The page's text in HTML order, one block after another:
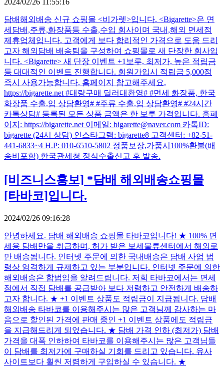
담배해외배송 신규 쇼핑몰 <비가렛>입니다. <Bigarette>은 면
세담배,주류,화장품등 수출,수입 회사이며 국내,해외 면세점
제휴업체입니다. 고객에게 보다 합리적인 가격으로 도움 드리
고자 해외담배 배송팀을 구성하여 쇼핑몰로 새 단장한 회사입
니다. <Bigarette> 새 단장 이벤트 +1보루, 최저가, 높은 적립금
등 대대적인 이벤트 진행합니다. 회원가입시 적립금 5,000점
즉시 사용가능합니다. 홈페이지 참고해주세요.
https://bigarette.net #대량구매 딜러대환영# #면세 화장품, 한국
화장품 수출.입 상담환영# #주류 수출.입 상담환영# #24시간
카톡상담# 등록된 모든 상품 금액은 한 보루 가격입니다. 홈페
이지: https://bigarette.net 이메일: bigarette@naver.com 카톡ID:
bigarette (24시 상담) 인스타그램: bigarette8 고객센터: +82-51-
441-6833~4 H.P: 010-6510-5802 정품보장,가품시100%환불(배
송비포함) 한국관세청 정식수출신고 후 발송.
[비즈니스홍보] *담배 해외배송쇼핑몰
[타바코]입니다.
2024/02/26 09:16:28
안녕하세요. 담배 해외배송 쇼핑몰 타바코입니다! ★ 100% 면
세용 담배만을 취급하며, 허가 받은 보세물류센터에서 해외로
만 배송됩니다. 인터넷 주문에 의한 국내배송은 담배 사업 법
령상 엄격하게 규제하고 있는 부분입니다. 인터넷 주문에 의한
해외배송은 합법임을 알려드립니다. 저희 타바코에서는 면세
점에서 직접 담배를 공급받아 보다 저렴하고 안전하게 배송하
고자 합니다. ★ +1 이벤트 상품도 적립금이 지급됩니다. 담배
해외배송 타바코를 이용해주시는 많은 고객님께 감사하는 마
음으로 할인된 가격에 판매 중인 +1 이벤트 상품에도 적립금
을 지급해드리게 되었습니다. ★ 담배 가격 인하 (최저가) 담배
가격을 대폭 인하하여 타바코를 이용해주시는 많은 고객님들
이 담배를 최저가에 구매하실 기회를 드리고 있습니다. 유사
사이트보다 훨씬 저렴하게 구입하실 수 있습니다. ★